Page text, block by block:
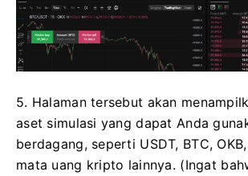
5. Halaman tersebut akan
aset simulasi yang dapat Anda
berdagang, seperti USDT, BTC,
mata uang kripto lainnya. (Ingat